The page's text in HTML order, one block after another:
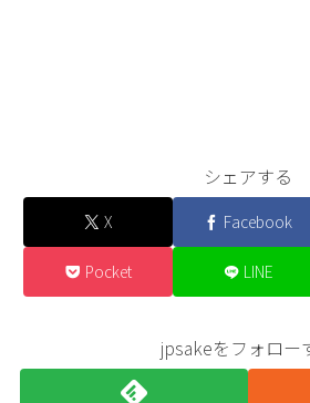
シェアする
X Facebook
Pocket LINE
jpsakeをフォロー